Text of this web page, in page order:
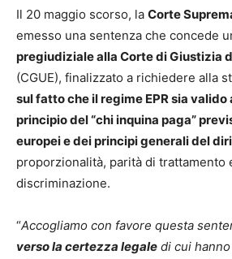
Il 20 maggio scorso, la Corte
emesso una sentenza che concede
pregiudiziale alla Corte di Giustizia
(CGUE), finalizzato a richiedere alla
sul fatto che il regime EPR sia valido
principio del “chi inquina paga”
europei e dei principi generali del
proporzionalità, parità di trattamento
discriminazione.
“Accogliamo con favore questa
verso la certezza legale di cui